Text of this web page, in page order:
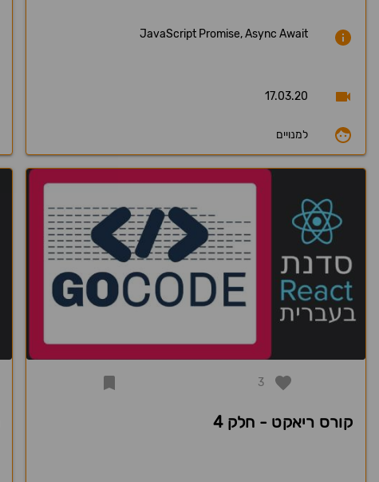
JavaScript Promise, Async Await
17.03.20
למנויים
3
קורס ריאקט - חלק 4